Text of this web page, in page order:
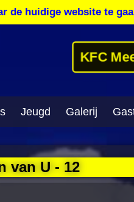
de huidige website te
KFC
Jeugd Galerij
van U - 12